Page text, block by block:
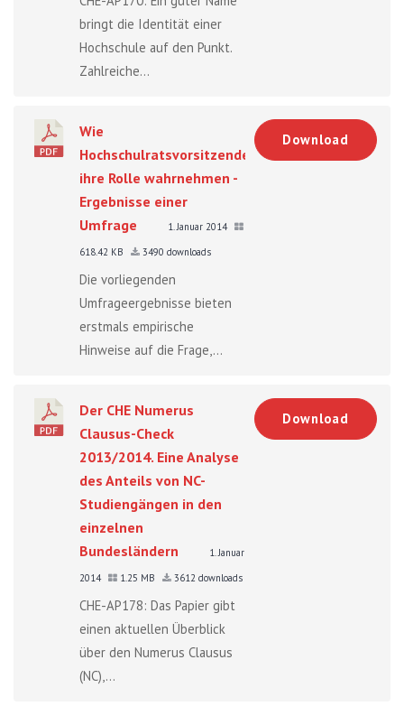
bringt die Identität einer
Hochschule auf den Punkt.
Zahlreiche...
Wie
Hochschulratsvorsitzende
ihre Rolle wahrnehmen -
Ergebnisse einer
Umfrage
1. Januar 2014
618.42 KB
3490 downloads
Die vorliegenden
Umfrageergebnisse bieten
erstmals empirische
Hinweise auf die Frage,...
Download
Der CHE Numerus
Clausus-Check
2013/2014. Eine Analyse
des Anteils von NC-
Studiengängen in den
einzelnen
Bundesländern
1. Januar
2014
1.25 MB 3612 downloads
CHE-AP178: Das Papier gibt
einen aktuellen Überblick
über den Numerus Clausus
(NC),...
Download